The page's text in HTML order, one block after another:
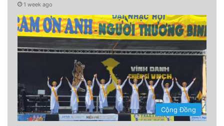
1 week ago
Cộng Đồng